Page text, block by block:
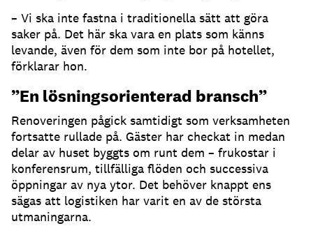
– Vi ska inte fastna i traditionella sätt att göra
saker på. Det här ska vara en plats som känns
levande, även för dem som inte bor på hotellet,
förklarar hon.
”En lösningsorienterad bransch”
Renoveringen pågick samtidigt som verksamheten
fortsatte rullade på. Gäster har checkat in medan
delar av huset byggts om runt dem – frukostar i
konferensrum, tillfälliga flöden och successiva
öppningar av nya ytor. Det behöver knappt ens
sägas att logistiken har varit en av de största
utmaningarna.